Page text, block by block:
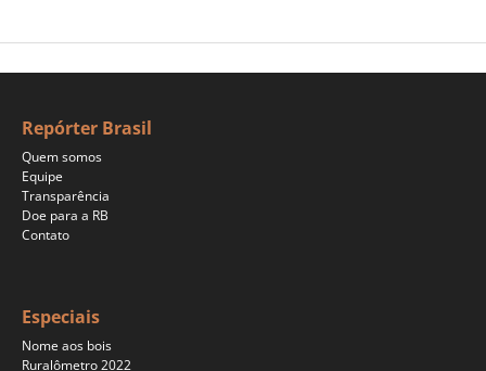
Repórter Brasil
Quem somos
Equipe
Transparência
Doe para a RB
Contato
Especiais
Nome aos bois
Ruralômetro 2022